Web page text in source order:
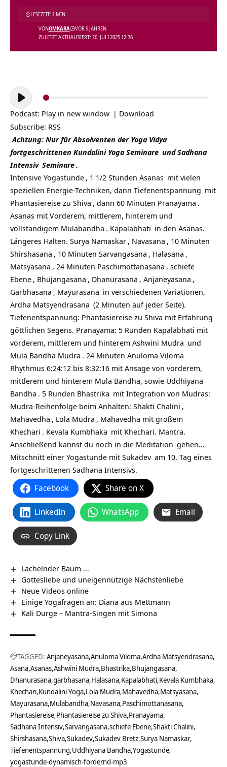
ZULETZT AKTUALISIERT: 20. JULI 2025 12:36
VONOMKARA VOR 9 JAHREN
LESEZEIT: 1 MIN
Audio-
Player
Podcast: Play in new window | Download
Subscribe: RSS
Achtung: Nur für Absolventen der Yoga Vidya
fortgeschrittenen Kundalini Yoga Seminare undSadhana
Intensiv Seminare.
Intensive Yogastunde , 1 1/2 Stunden Asanas mit vielen
speziellen Energie-Techniken, dann Tiefenentspannung mit
Phantasiereise zu Shiva , dann 60 Minuten Pranayama .
Asanas mit Vorderem, mittlerem, hinterem und
vollständigem Mulabandha . Kapalabhati in den Asanas.
Längeres Halten. Surya Namaskar , Navasana , 10 Minuten
Shirshasana , 10 Minuten Sarvangasana , Halasana ,
Matsyasana , 24 Minuten Paschimottanasana , schiefe
Ebene , Bhujangasana , Dhanurasana , Anjaneyasana ,
Garbhasana , Mayurasana in verschiedenen Variationen,
Ardha Matsyendrasana (2 Minuten auf jeder Seite).
Tiefenentspannung: Phantasiereise zu Shiva mit Erfahrung
göttlichen Segens. Pranayama: 5 Runden Kapalabhati mit
vorderem, mittlerem und hinterem Ashwini Mudra und
Mula Bandha Mudra . 24 Minuten Anuloma Viloma
Rhythmus 6:24:12 bis 8:32:16 mit Ansage von vorderem,
mittlerem und hinterem Mula Bandha, sowie Uddhiyana
Bandha . 5 Runden Bhastrika mit Integration von Mudras:
Mudra-Reihenfolge beim Anhalten: Shakti Chalini ,
Mahavedha , Lola Mudra , Mahavedha mit großem
Khechari . Kevala Kumbhaka mit Khechari. Mantra.
Anschließend kannst du noch in die Meditation gehen…
Mitschnitt einer Yogastunde mit Sukadev am 10. Tag eines
fortgeschrittenen Sadhana Intensivs.
Facebook Share on X
LinkedIn WhatsApp Email
Copy Link
Lächelnder Baum …
Gottesliebe und uneigennützige Nächstenliebe
Neue Videos online
Einige Yogafragen an: Diana aus Mettmann
Kali Durge – Mantra-Singen mit Simona
TAGGED: Anjaneyasana Anuloma Viloma Ardha Matsyendrasana
Asana Asanas Ashwini Mudra Bhastrika Bhujangasana
Dhanurasana garbhasana Halasana Kapalabhati Kevala Kumbhaka
Khechari Kundalini Yoga Lola Mudra Mahavedha Matsyasana
Mayurasana Mulabandha Navasana Paschimottanasana
Phantasiereise Phantasiereise zu Shiva Pranayama
Sadhana Intensiv Sarvangasana schiefe Ebene Shakti Chalini
Shirshasana Shiva Sukadev Sukadev Bretz Surya Namaskar
Tiefenentspannung Uddhiyana Bandha Yogastunde
yogastunde-dynamisch-fordernd-mp3